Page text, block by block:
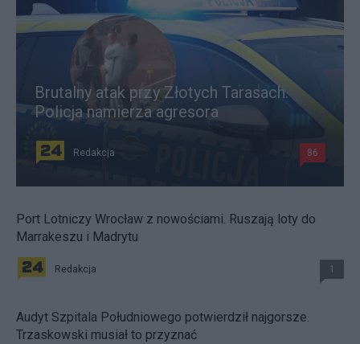
Brutalny atak przy Złotych Tarasach.
Policja namierza agresora
Redakcja 86
Port Lotniczy Wrocław z nowościami. Ruszają loty do
Marrakeszu i Madrytu
Redakcja 1
Audyt Szpitala Południowego potwierdził najgorsze.
Trzaskowski musiał to przyznać